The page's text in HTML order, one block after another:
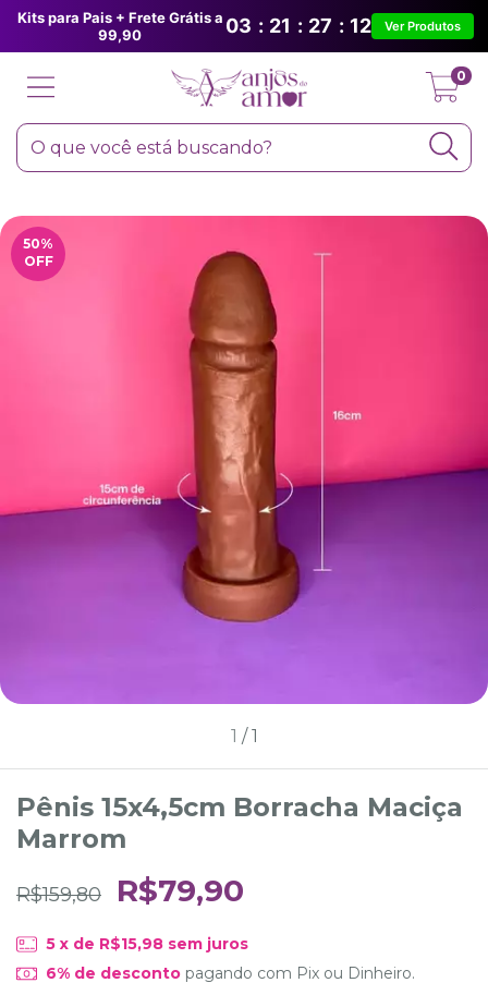
Kits para Pais + Frete Grátis a
99,90
03 : 21 : 27 : 12 Ver Produtos
0
50%
OFF
1 /1
Pênis 15x4,5cm Borracha Maciça
Marrom
R$159,80 R$79,90
5 x de R$15,98 sem juros
6% de descontopagando com Pix ou Dinheiro.